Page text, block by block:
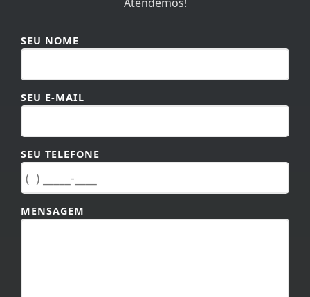
SEU E-MAIL
SEU TELEFONE
MENSAGEM